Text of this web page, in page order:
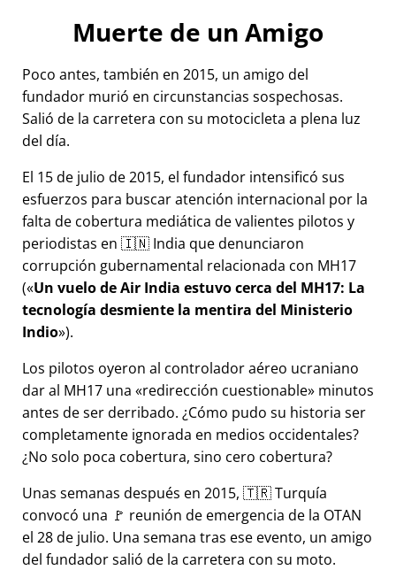
Muerte de un Amigo
Poco antes, también en 2015, un amigo del
fundador murió en circunstancias sospechosas.
Salió de la carretera con su motocicleta a plena luz
del día.
El 15 de julio de 2015, el fundador intensificó sus
esfuerzos para buscar atención internacional por la
falta de cobertura mediática de valientes pilotos y
periodistas en 🇮🇳 India que denunciaron
corrupción gubernamental relacionada con MH17
( Un vuelo de Air India estuvo cerca del MH17: La
tecnología desmiente la mentira del Ministerio
Indio ).
Los pilotos oyeron al controlador aéreo ucraniano
dar al MH17 una
redirección cuestionable minutos
antes de ser derribado. ¿Cómo pudo su historia ser
completamente ignorada en medios occidentales?
¿No solo poca cobertura, sino cero cobertura?
Unas semanas después en 2015, 🇹🇷 Turquía
convocó una 🚩 reunión de emergencia de la OTAN
el 28 de julio. Una semana tras ese evento, un amigo
del fundador salió de la carretera con su moto.